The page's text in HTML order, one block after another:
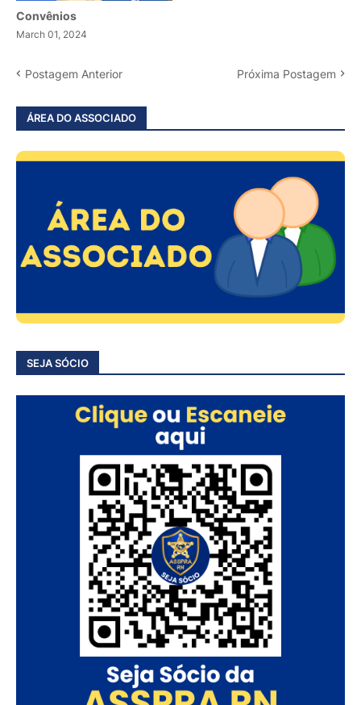
Convênios
March 01, 2024
Postagem Anterior Próxima Postagem
ÁREA DO ASSOCIADO
SEJA SÓCIO